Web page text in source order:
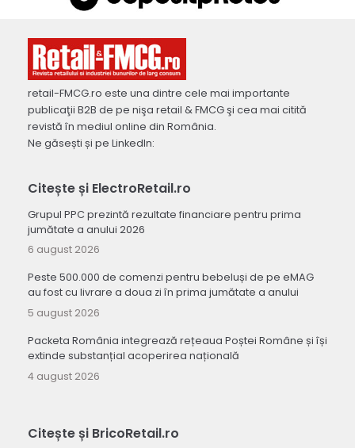
retail-FMCG.ro este una dintre cele mai importante
publicaţii B2B de pe nişa retail & FMCG şi cea mai citită
revistă în mediul online din România.
Ne găsești și pe LinkedIn:
Citește și ElectroRetail.ro
Grupul PPC prezintă rezultate financiare pentru prima
jumătate a anului 2026
6 august 2026
Peste 500.000 de comenzi pentru bebeluși de pe eMAG
au fost cu livrare a doua zi în prima jumătate a anului
5 august 2026
Packeta România integrează rețeaua Poștei Române și își
extinde substanțial acoperirea națională
4 august 2026
Citește și BricoRetail.ro